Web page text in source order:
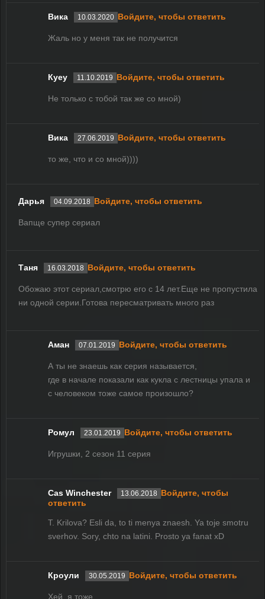
Вика 10.03.2020 Войдите, чтобы ответить
Жаль но у меня так не получится
Куеу 11.10.2019 Войдите, чтобы ответить
Не только с тобой так же со мной)
Вика 27.06.2019 Войдите, чтобы ответить
то же, что и со мной))))
Дарья 04.09.2018 Войдите, чтобы ответить
Вапще супер сериал
Таня 16.03.2018 Войдите, чтобы ответить
Обожаю этот сериал,смотрю его с 14 лет.Еще не пропустила
ни одной серии.Готова пересматривать много раз
Аман 07.01.2019 Войдите, чтобы ответить
А ты не знаешь как серия называется,
где в начале показали как кукла с лестницы упала и
с человеком тоже самое произошло?
Ромул 23.01.2019 Войдите, чтобы ответить
Игрушки, 2 сезон 11 серия
Cas Winchester 13.06.2018 Войдите, чтобы
ответить
T. Krilova? Esli da, to ti menya znaesh. Ya toje smotru
sverhov. Sory, chto na latini. Prosto ya fanat xD
Кроули 30.05.2019 Войдите, чтобы ответить
Хей, я тоже.